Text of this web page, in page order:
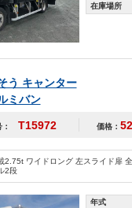
在庫場所
う キャンター
ミバン
T15972 価格：
2.75t ワイドロング 左スライド扉
2段
年式